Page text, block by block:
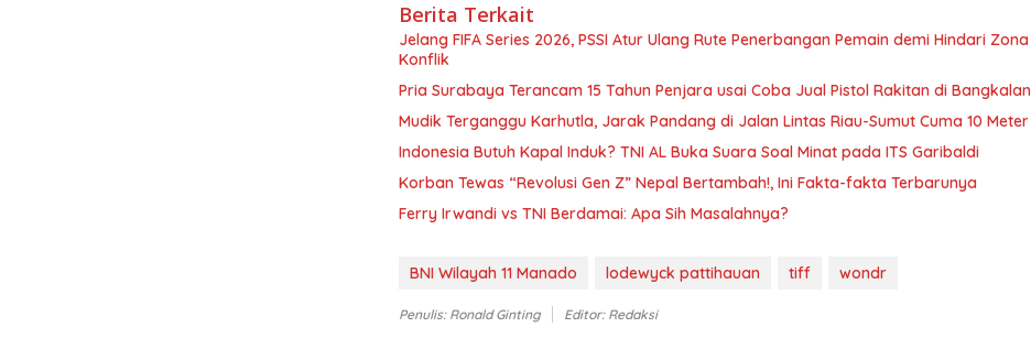
Berita Terkait
Jelang FIFA Series 2026, PSSI Atur Ulang Rute Penerbangan Pemain demi Hindari Zona
Konflik
Pria Surabaya Terancam 15 Tahun Penjara usai Coba Jual Pistol Rakitan di Bangkalan
Mudik Terganggu Karhutla, Jarak Pandang di Jalan Lintas Riau-Sumut Cuma 10 Meter
Indonesia Butuh Kapal Induk? TNI AL Buka Suara Soal Minat pada ITS Garibaldi
Korban Tewas “Revolusi Gen Z” Nepal Bertambah!, Ini Fakta-fakta Terbarunya
Ferry Irwandi vs TNI Berdamai: Apa Sih Masalahnya?
BNI Wilayah 11 Manado lodewyck pattihauan tiff wondr
Penulis: Ronald Ginting Editor: Redaksi